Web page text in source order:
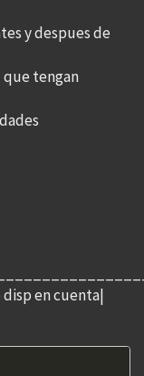
y despues de
que tengan
en cuenta|